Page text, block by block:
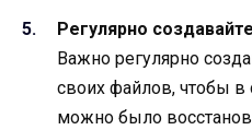
Регулярно
Важно регулярно
своих файлов, чтобы в
можно было